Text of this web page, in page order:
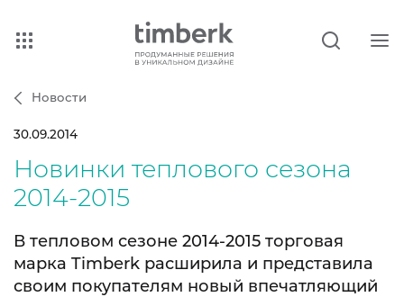
Новости
30.09.2014
Новинки теплового сезона
2014-2015
В тепловом сезоне 2014-2015 торговая
марка Timberk расширила и представила
своим покупателям новый впечатляющий